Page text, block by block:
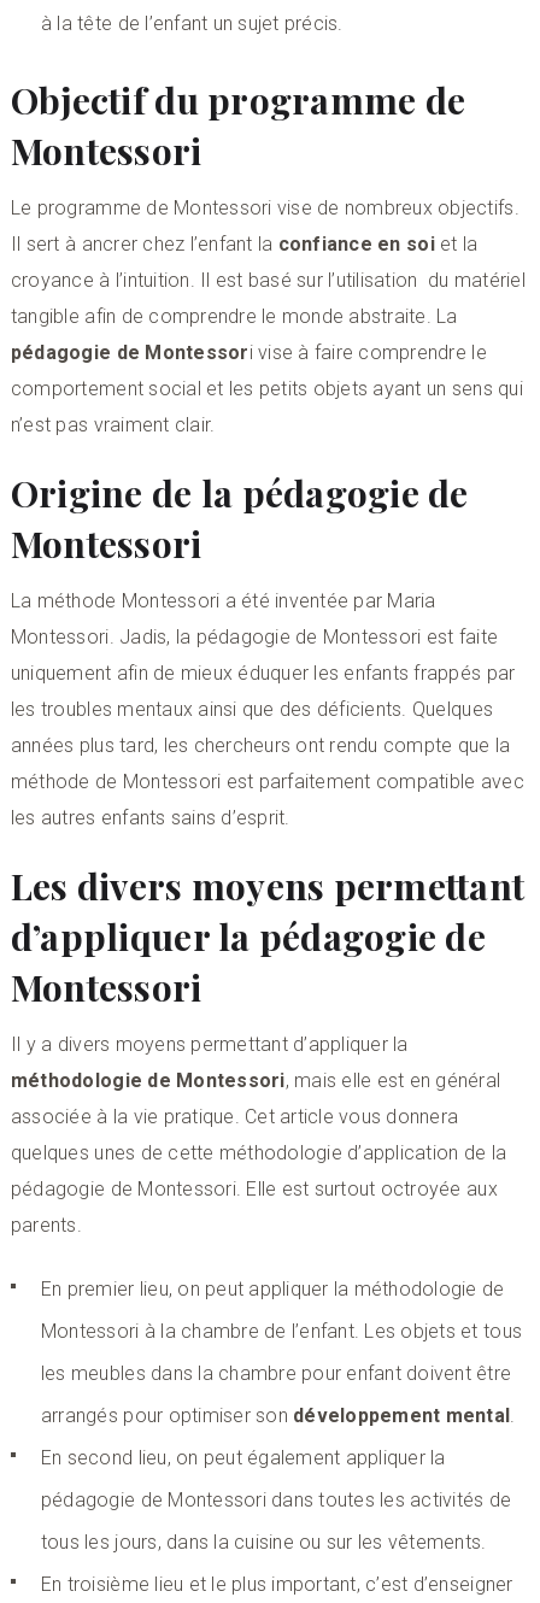
à la tête de l’enfant un sujet précis.
Objectif du programme de
Montessori
Le programme de Montessori vise de nombreux objectifs.
Il sert à ancrer chez l’enfant la confiance en soiet la
croyance à l’intuition. Il est basé sur l’utilisation du matériel
tangible afin de comprendre le monde abstraite. La
pédagogie de Montessori vise à faire comprendre le
comportement social et les petits objets ayant un sens qui
n’est pas vraiment clair.
Origine de la pédagogie de
Montessori
La méthode Montessori a été inventée par Maria
Montessori. Jadis, la pédagogie de Montessori est faite
uniquement afin de mieux éduquer les enfants frappés par
les troubles mentaux ainsi que des déficients. Quelques
années plus tard, les chercheurs ont rendu compte que la
méthode de Montessori est parfaitement compatible avec
les autres enfants sains d’esprit.
Les divers moyens permettant
d’appliquer la pédagogie de
Montessori
Il y a divers moyens permettant d’appliquer la
méthodologie de Montessori, mais elle est en général
associée à la vie pratique. Cet article vous donnera
quelques unes de cette méthodologie d’application de la
pédagogie de Montessori. Elle est surtout octroyée aux
parents.
En premier lieu, on peut appliquer la méthodologie de
Montessori à la chambre de l’enfant. Les objets et tous
les meubles dans la chambre pour enfant doivent être
arrangés pour optimiser son développement mental
En second lieu, on peut également appliquer la
pédagogie de Montessori dans toutes les activités de
tous les jours, dans la cuisine ou sur les vêtements.
En troisième lieu et le plus important, c’est d’enseigner